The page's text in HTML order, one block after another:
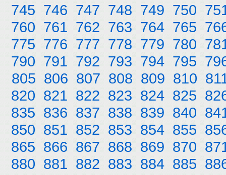
745 746 747 748 749 750
760 761 762 763 764 765
775 776 777 778 779 780
790 791 792 793 794 795
805 806 807 808 809 810
820 821 822 823 824 825
835 836 837 838 839 840
850 851 852 853 854 855
865 866 867 868 869 870
880 881 882 883 884 885